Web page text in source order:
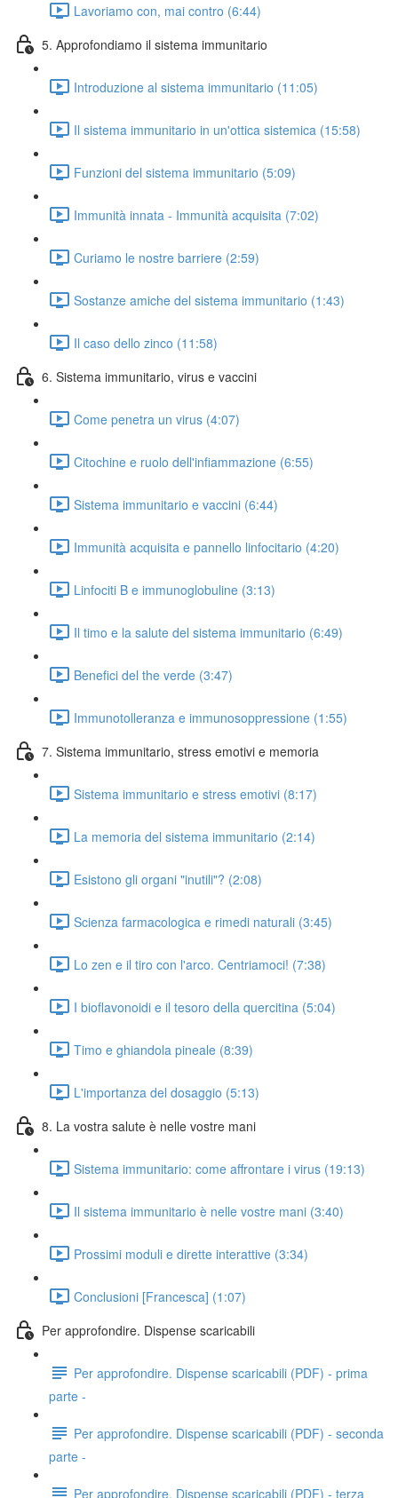
Lavoriamo con, mai contro (6:44)
5. Approfondiamo il sistema immunitario
Introduzione al sistema immunitario (11:05)
Il sistema immunitario in un'ottica sistemica (15:58)
Funzioni del sistema immunitario (5:09)
Immunità innata - Immunità acquisita (7:02)
Curiamo le nostre barriere (2:59)
Sostanze amiche del sistema immunitario (1:43)
Il caso dello zinco (11:58)
6. Sistema immunitario, virus e vaccini
Come penetra un virus (4:07)
Citochine e ruolo dell'infiammazione (6:55)
Sistema immunitario e vaccini (6:44)
Immunità acquisita e pannello linfocitario (4:20)
Linfociti B e immunoglobuline (3:13)
Il timo e la salute del sistema immunitario (6:49)
Benefici del the verde (3:47)
Immunotolleranza e immunosoppressione (1:55)
7. Sistema immunitario, stress emotivi e memoria
Sistema immunitario e stress emotivi (8:17)
La memoria del sistema immunitario (2:14)
Esistono gli organi "inutili"? (2:08)
Scienza farmacologica e rimedi naturali (3:45)
Lo zen e il tiro con l'arco. Centriamoci! (7:38)
I bioflavonoidi e il tesoro della quercitina (5:04)
Timo e ghiandola pineale (8:39)
L'importanza del dosaggio (5:13)
8. La vostra salute è nelle vostre mani
Sistema immunitario: come affrontare i virus (19:13)
Il sistema immunitario è nelle vostre mani (3:40)
Prossimi moduli e dirette interattive (3:34)
Conclusioni [Francesca] (1:07)
Per approfondire. Dispense scaricabili
Per approfondire. Dispense scaricabili (PDF) - prima
parte -
Per approfondire. Dispense scaricabili (PDF) - seconda
parte -
Per approfondire. Dispense scaricabili (PDF) - terza